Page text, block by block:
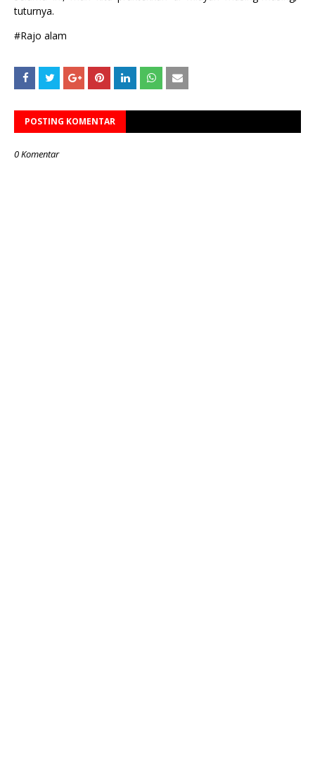
tuturnya.
#Rajo alam
POSTING KOMENTAR
0 Komentar